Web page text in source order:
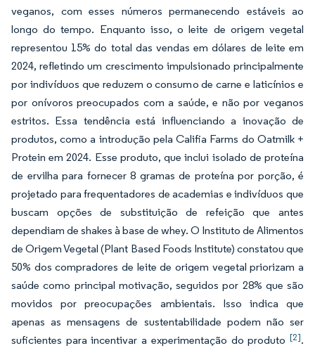
veganos, com esses números permanecendo estáveis ao
longo do tempo. Enquanto isso, o leite de origem vegetal
representou 15% do total das vendas em dólares de leite em
2024, refletindo um crescimento impulsionado principalmente
por indivíduos que reduzem o consumo de carne e laticínios e
por onívoros preocupados com a saúde, e não por veganos
estritos. Essa tendência está influenciando a inovação de
produtos, como a introdução pela Califia Farms do Oatmilk +
Protein em 2024. Esse produto, que inclui isolado de proteína
de ervilha para fornecer 8 gramas de proteína por porção, é
projetado para frequentadores de academias e indivíduos que
buscam opções de substituição de refeição que antes
dependiam de shakes à base de whey. O Instituto de Alimentos
de Origem Vegetal (Plant Based Foods Institute) constatou que
50% dos compradores de leite de origem vegetal priorizam a
saúde como principal motivação, seguidos por 28% que são
movidos por preocupações ambientais. Isso indica que
apenas as mensagens de sustentabilidade podem não ser
suficientes para incentivar a experimentação do produto [2].